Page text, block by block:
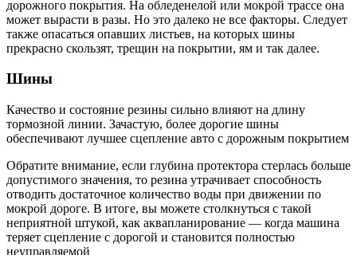
дорожного покрытия. На обледенелой или мокрой трассе она
может вырасти в разы. Но это далеко не все факторы. Следует
также опасаться опавших листьев, на которых шины
прекрасно скользят, трещин на покрытии, ям и так далее.
Шины
Качество и состояние резины сильно влияют на длину
тормозной линии. Зачастую, более дорогие шины
обеспечивают лучшее сцепление авто с дорожным покрытием
Обратите внимание, если глубина протектора стерлась больше
допустимого значения, то резина утрачивает способность
отводить достаточное количество воды при движении по
мокрой дороге. В итоге, вы можете столкнуться с такой
неприятной штукой, как аквапланирование — когда машина
теряет сцепление с дорогой и становится полностью
неуправляемой